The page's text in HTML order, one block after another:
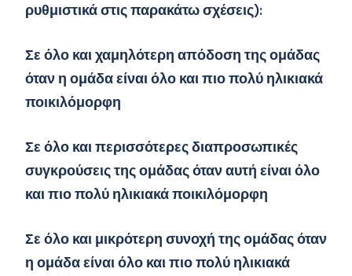
ρυθμιστικά στις παρακάτω σχέσεις):
Σε όλο και χαμηλότερη απόδοση της ομάδας
όταν η ομάδα είναι όλο και πιο πολύ ηλικιακά
ποικιλόμορφη
Σε όλο και περισσότερες διαπροσωπικές
συγκρούσεις της ομάδας όταν αυτή είναι όλο
και πιο πολύ ηλικιακά ποικιλόμορφη
Σε όλο και μικρότερη συνοχή της ομάδας όταν
η ομάδα είναι όλο και πιο πολύ ηλικιακά